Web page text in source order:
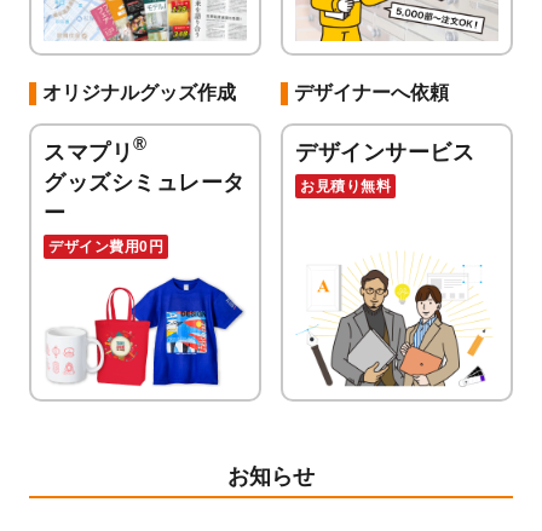
オリジナルグッズ作成
スマプリ ®
グッズシミュレータ
ー
デザイン費用0円
デザイナーへ依頼
デザインサービス
お見積り無料
お知らせ